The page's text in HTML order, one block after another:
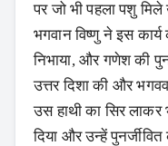
पर जो भी पहला पशु
भगवान विष्णु ने इस
निभाया, और गणेश की
उत्तर दिशा की और
उस हाथी का सिर
दिया और उन्हें पुनर्जीवित